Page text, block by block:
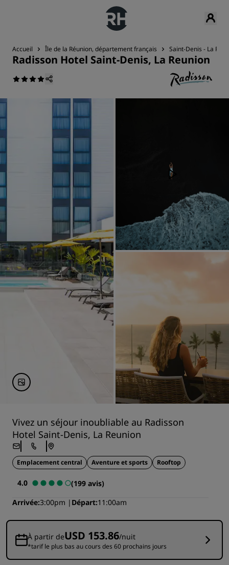
Accueil Île de la Réunion, département français Saint-Denis - La
Radisson Hotel Saint-Denis, La Reunion
Vivez un séjour inoubliable au Radisson
Hotel Saint-Denis, La Reunion
Emplacement central Aventure et sports Rooftop
4.0
(199 avis)
Arrivée 3:00pm Départ 11:00am
À partir deUSD 153.86/nuit
*tarif le plus bas au cours des 60 prochains jours